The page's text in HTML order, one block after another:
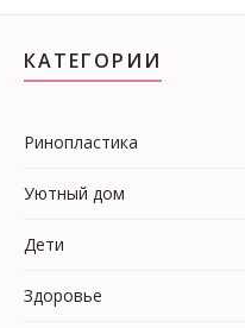
КАТЕГОРИИ
Ринопластика
Уютный дом
Дети
Здоровье